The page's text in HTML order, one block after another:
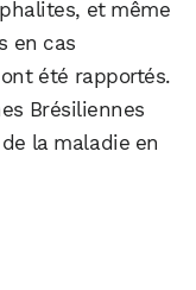
et même
en cas
été rapportés.
Brésiliennes
la maladie en